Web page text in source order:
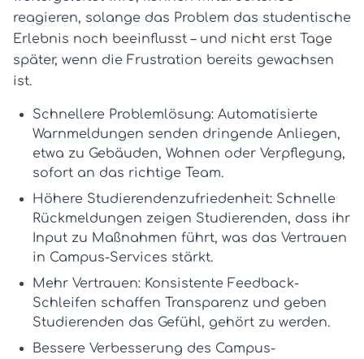
reagieren, solange das Problem das studentische
Erlebnis noch beeinflusst – und nicht erst Tage
später, wenn die Frustration bereits gewachsen
ist.
Schnellere Problemlösung: Automatisierte
Warnmeldungen senden dringende Anliegen,
etwa zu Gebäuden, Wohnen oder Verpflegung,
sofort an das richtige Team.
Höhere Studierendenzufriedenheit: Schnelle
Rückmeldungen zeigen Studierenden, dass ihr
Input zu Maßnahmen führt, was das Vertrauen
in Campus-Services stärkt.
Mehr Vertrauen: Konsistente Feedback-
Schleifen schaffen Transparenz und geben
Studierenden das Gefühl, gehört zu werden.
Bessere Verbesserung des Campus-